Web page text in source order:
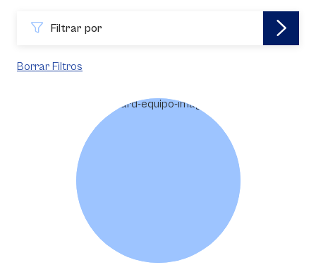
Filtrar por
Borrar Filtros